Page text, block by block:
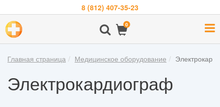
8 (812) 407-35-23
0
О
компании
Бренды
Покупателям
Главная страница Медицинское оборудование
Электрокардиограф